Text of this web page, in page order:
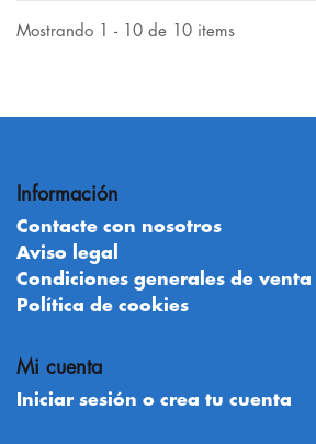
Mostrando 1 - 10 de 10 items
Información
Contacte con nosotros
Aviso legal
Condiciones generales de venta
Política de cookies
Mi cuenta
Iniciar sesión o crea tu cuenta